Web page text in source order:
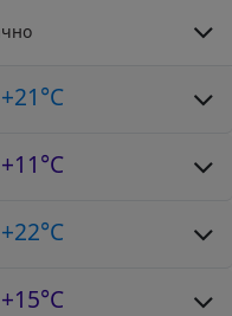
+21°C
+11°C
+22°C
+15°C